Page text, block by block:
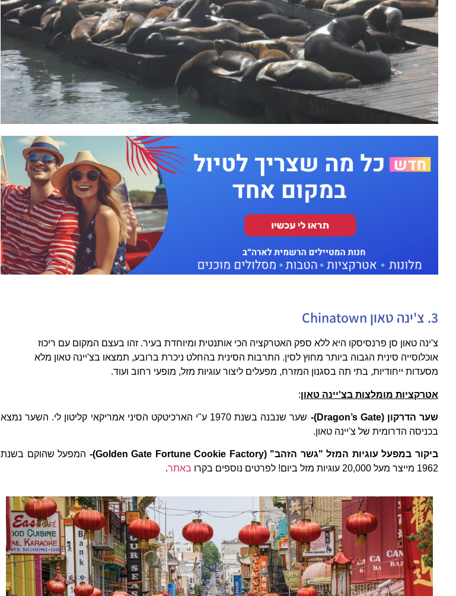
3. צ'ינה טאון Chinatown
צ'ינה טאון סן פרנסיסקו היא ללא ספק האטרקציה הכי אותנטית ומיוחדת בעיר. זהו בעצם המקום עם ריכוז
אוכלוסייה סינית הגבוה ביותר מחוץ לסין. התרבות הסינית בהחלט ניכרת ברובע, תמצאו בצ'יינה טאון מלא
מסעדות ייחודיות, בתי תה בסגנון המזרח, מפעלים ליצור עוגיות מזל, מופעי רחוב ועוד.
אטרקציות מומלצות בצ'יינה טאון:
שער הדרקון (Dragon’s Gate
)-
שער שנבנה בשנת 1970 ע"י הארכיטקט הסיני אמריקאי קליטון לי. השער נמצא
בכניסה הדרומית של צ'יינה טאון.
ביקור במפעל עוגיות המזל "גשר הזהב" (Golden Gate Fortune Cookie Factory
)- המפעל שהוקם בשנת
1962 מייצר מעל 20,000 עוגיות מזל ביום! לפרטים נוספים בקרו
באתר.